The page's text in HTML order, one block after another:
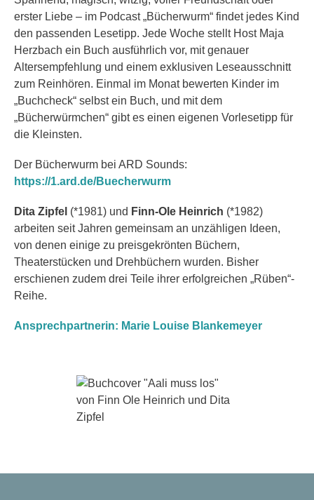
erster Liebe – im Podcast „Bücherwurm“ findet jedes Kind
den passenden Lesetipp. Jede Woche stellt Host Maja
Herzbach ein Buch ausführlich vor, mit genauer
Altersempfehlung und einem exklusiven Leseausschnitt
zum Reinhören. Einmal im Monat bewerten Kinder im
„Buchcheck“ selbst ein Buch, und mit dem
„Bücherwürmchen“ gibt es einen eigenen Vorlesetipp für
die Kleinsten.
Der Bücherwurm bei ARD Sounds:
https://1.ard.de/Buecherwurm
Dita Zipfel (*1981) und Finn-Ole Heinrich (*1982)
arbeiten seit Jahren gemeinsam an unzähligen Ideen,
von denen einige zu preisgekrönten Büchern,
Theaterstücken und Drehbüchern wurden. Bisher
erschienen zudem drei Teile ihrer erfolgreichen „Rüben“-
Reihe.
Ansprechpartnerin: Marie Louise Blankemeyer